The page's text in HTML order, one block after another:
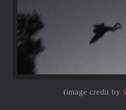
(image credit by